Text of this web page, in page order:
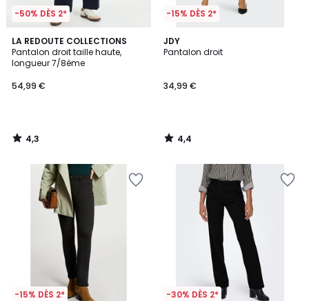
-50% DÈS 2*
LA REDOUTE COLLECTIONS
Pantalon droit taille haute,
longueur 7/8ème
54,99 €
4,3
/ 5
4,3
/
-15% DÈS 2*
JDY
Pantalon droit
34,99 €
4,4
/ 5
4,4
/
-15% DÈS 2* -30% DÈS 2*